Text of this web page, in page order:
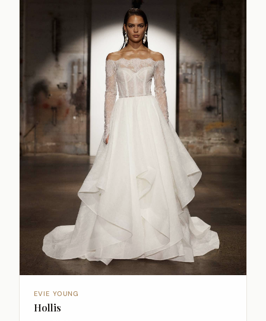
EVIE YOUNG
Hollis